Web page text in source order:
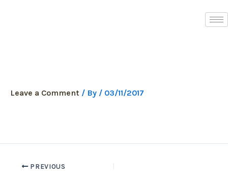
Leave a Comment / By / 03/11/2017
PREVIOUS